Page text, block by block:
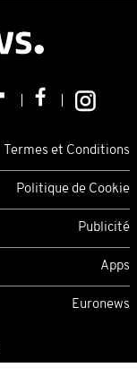
Termes et Conditions
Politique de Cookie
Publicité
Apps
Euronews